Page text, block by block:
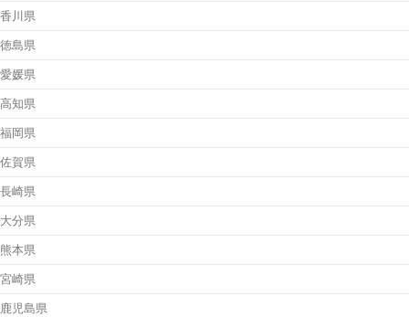
香川県
徳島県
愛媛県
高知県
福岡県
佐賀県
長崎県
大分県
熊本県
宮崎県
鹿児島県